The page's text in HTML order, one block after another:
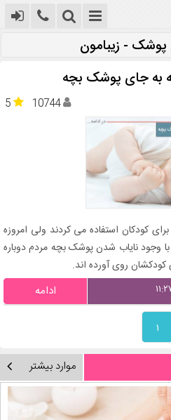
پوشک - زیبامون
به جای پوشک بچه
5 10744
کودکان استفاده می کردند ولی امروزه
وجود نایاب شدن پوشک بچه مردم دوباره
کودکشان روی آورده اند.
ادامه
۱
موارد بیشتر